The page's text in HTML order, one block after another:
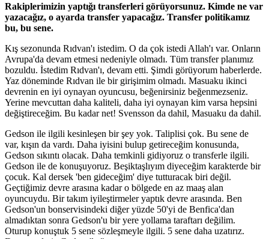
Rakiplerimizin yaptığı transferleri görüyorsunuz. Kimde ne var
yazacağız, o ayarda transfer yapacağız. Transfer politikamız
bu, bu sene.
Kış sezonunda Rıdvan'ı istedim. O da çok istedi Allah'ı var. Onların
Avrupa'da devam etmesi nedeniyle olmadı. Tüm transfer planımız
bozuldu. İstedim Rıdvan'ı, devam etti. Şimdi görüyorum haberlerde.
Yaz döneminde Rıdvan ile bir girişimim olmadı. Masuaku ikinci
devrenin en iyi oynayan oyuncusu, beğenirsiniz beğenmezseniz.
Yerine mevcuttan daha kaliteli, daha iyi oynayan kim varsa hepsini
değiştireceğim. Bu kadar net! Svensson da dahil, Masuaku da dahil.
Gedson ile ilgili kesinleşen bir şey yok. Taliplisi çok. Bu sene de
var, kışın da vardı. Daha iyisini bulup getireceğim konusunda,
Gedson sıkıntı olacak. Daha temkinli gidiyoruz o transferle ilgili.
Gedson ile de konuşuyoruz. Beşiktaşlıyım diyeceğim karakterde bir
çocuk. Kal dersek 'ben gideceğim' diye tutturacak biri değil.
Geçtiğimiz devre arasına kadar o bölgede en az maaş alan
oyuncuydu. Bir takım iyileştirmeler yaptık devre arasında. Ben
Gedson'un bonservisindeki diğer yüzde 50'yi de Benfica'dan
almadıktan sonra Gedson'u bir yere yollama taraftarı değilim.
Oturup konuştuk 5 sene sözleşmeyle ilgili. 5 sene daha uzatırız.